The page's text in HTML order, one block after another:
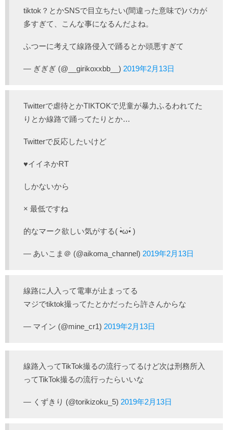
tiktok？とかSNSで目立ちたい(間違った意味で)バカが
多すぎて、こんな事になるんだよね。
ふつーに考えて線路侵入で踊るとか頭悪すぎて
— ぎぎぎ (@__girikoxxbb__) 2019年2月13日
Twitterで虐待とかTIKTOKで児童が暴力ふるわれてた
りとか線路で踊ってたりとか…
Twitterで反応したいけど
♥イイネかRT
しかないから
× 最低ですね
的なマーク欲しい気がする( •̀ω•́ )
— あいこま＠ (@aikoma_channel) 2019年2月13日
線路に人入って電車が止まってる
マジでtiktok撮ってたとかだったら許さんからな
— マイン (@mine_cr1) 2019年2月13日
線路入ってTikTok撮るの流行ってるけど次は刑務所入
ってTikTok撮るの流行ったらいいな
— くずきり (@torikizoku_5) 2019年2月13日